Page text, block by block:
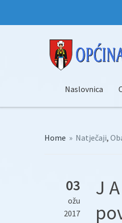
Naslovnica
Home » Natječaji,
03
ožu
2017
J